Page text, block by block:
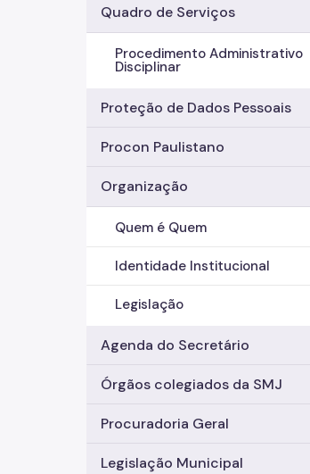
Quadro de Serviços
Procedimento Administrativo
Disciplinar
Proteção de Dados Pessoais
Procon Paulistano
Organização
Quem é Quem
Identidade Institucional
Legislação
Agenda do Secretário
Órgãos colegiados da SMJ
Procuradoria Geral
Legislação Municipal